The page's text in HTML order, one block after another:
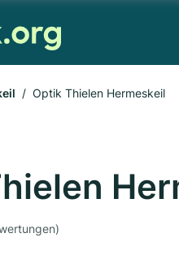
Optik Thielen Hermeskeil